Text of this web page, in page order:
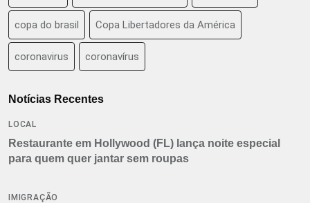
copa do brasil Copa Libertadores da América
coronavirus coronavírus
Notícias Recentes
LOCAL
Restaurante em Hollywood (FL) lança noite especial
para quem quer jantar sem roupas
IMIGRAÇÃO